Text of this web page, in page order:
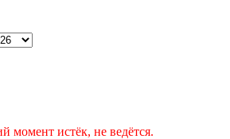
момент истёк, не ведётся.